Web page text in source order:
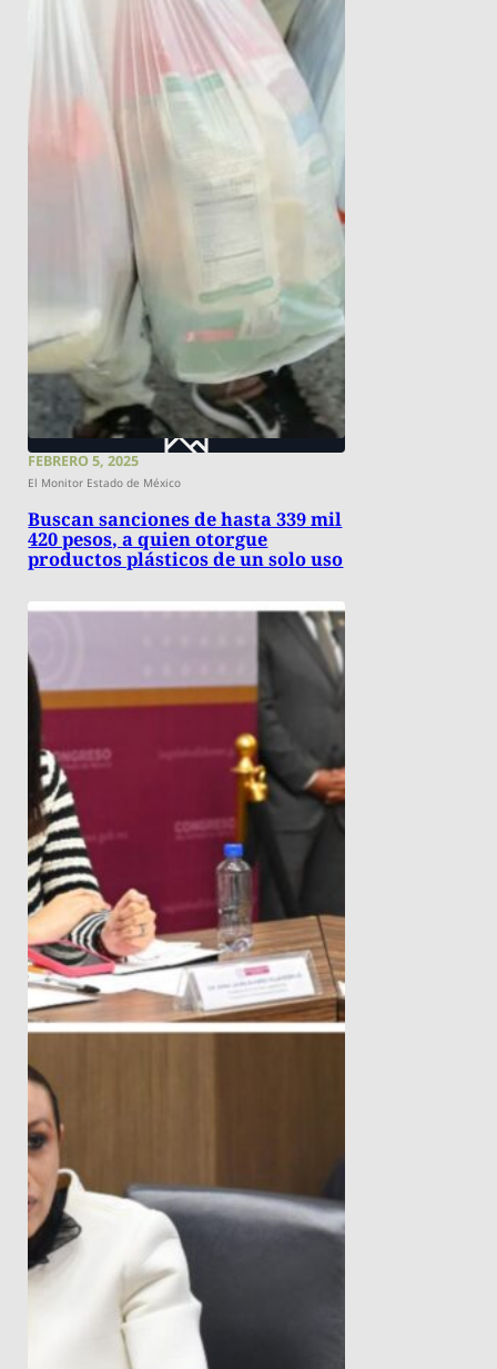
FEBRERO 5, 2025
El Monitor Estado de México
Buscan sanciones de hasta 339 mil
420 pesos, a quien otorgue
productos plásticos de un solo uso